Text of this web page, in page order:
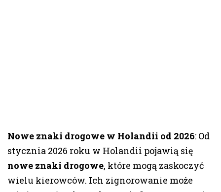
Nowe znaki drogowe w Holandii od 2026: Od
stycznia 2026 roku w Holandii pojawią się
nowe znaki drogowe, które mogą zaskoczyć
wielu kierowców. Ich zignorowanie może